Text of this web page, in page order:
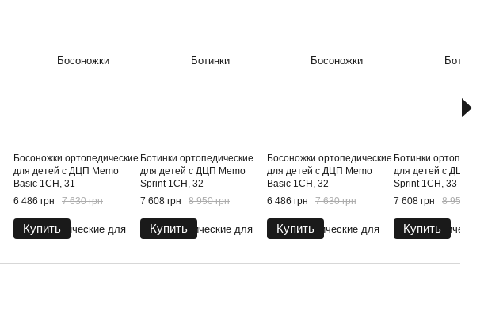
Босоножки ортопедические
для детей с ДЦП Memo
Basic 1CH, 31
6 486 грн
7 630 грн
Купить
Ботинки ортопедические
для детей с ДЦП Memo
Sprint 1CH, 32
7 608 грн
8 950 грн
Купить
Босоножки ортопедические
для детей с ДЦП Memo
Basic 1CH, 32
6 486 грн
7 630 грн
Купить
Ботинки
для детей с ДЦП
Sprint 1CH, 33
7 608 грн
8 950 грн
Купить